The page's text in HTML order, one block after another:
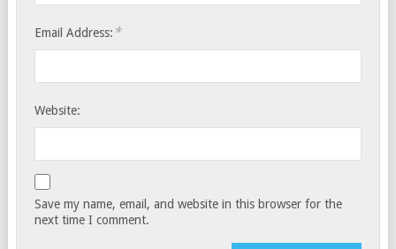
Email Address: *
Website:
Save my name, email, and website in this browser for the
next time I comment.